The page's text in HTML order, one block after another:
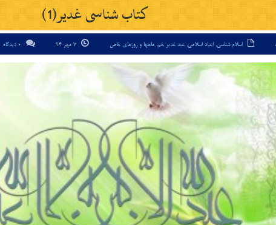
کتاب شناسی غدیر(1)
اسلام شناسی, اعیاد اسلامی,عید غدیر خم, ماهها و روزهای خاص 0 دیدگاه